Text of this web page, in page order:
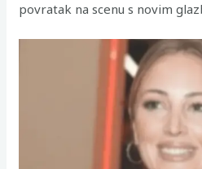
povratak na scenu s novim